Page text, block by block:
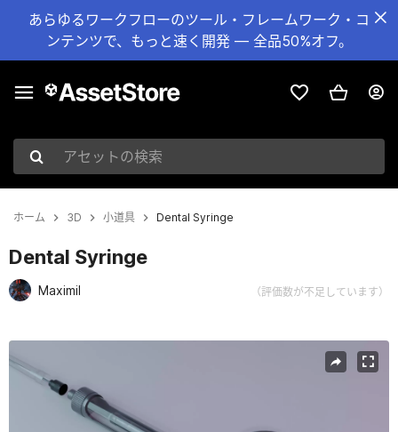
あらゆるワークフローのツール・フレームワーク・コ
ンテンツで、もっと速く開発 — 全品50%オフ。
アセットの検索
ホーム 3D 小道具 Dental Syringe
Dental Syringe
Maximil （評価数が不足しています）